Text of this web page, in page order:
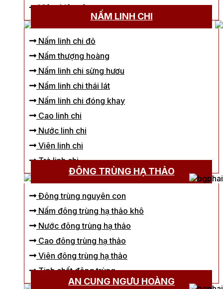
Viên thiên sâm
NẤM LINH CHI
Nấm linh chi đỏ
Nấm thượng hoàng
Nấm linh chi sừng hươu
Nấm linh chi thái lát
Nấm linh chi đóng khay
Cao linh chi
Nước linh chi
Viên linh chi
Trà linh chi
ĐÔNG TRÙNG HẠ THẢO
Đông trùng nguyên con
Nấm đông trùng hạ thảo khô
Nước đông trùng hạ thảo
Cao đông trùng hạ thảo
Viên đông trùng hạ thảo
Tinh chất đông trùng
AN CUNG NGƯU HOÀNG